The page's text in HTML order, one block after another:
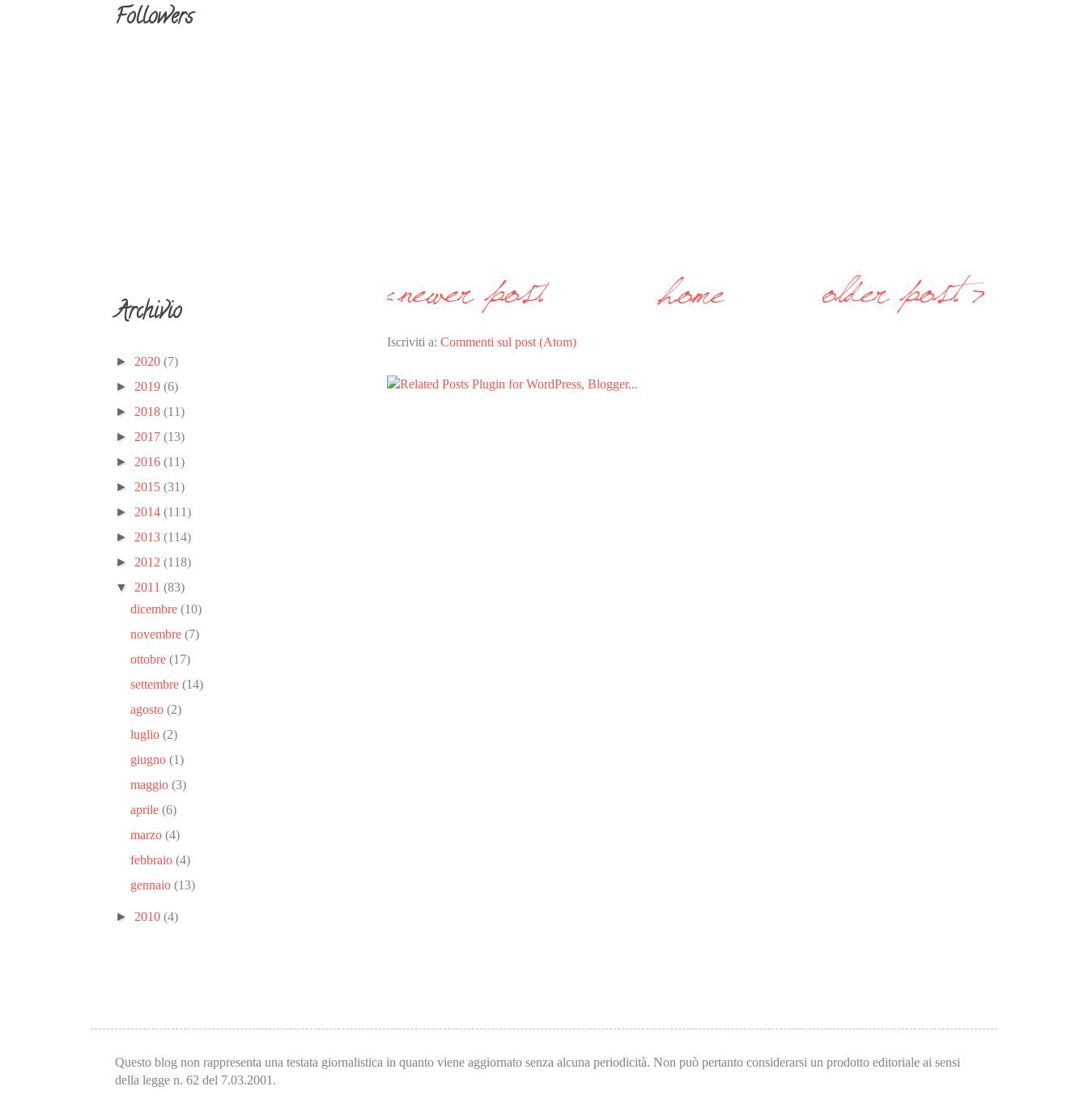
Iscriviti a: Commenti sul post (Atom)
Followers
Archivio
► 2020 (7)
► 2019 (6)
► 2018 (11)
► 2017 (13)
► 2016 (11)
► 2015 (31)
► 2014 (111)
► 2013 (114)
► 2012 (118)
▼ 2011 (83)
dicembre(10)
novembre(7)
ottobre(17)
settembre(14)
agosto(2)
luglio(2)
giugno(1)
maggio(3)
aprile(6)
marzo(4)
febbraio(4)
gennaio(13)
► 2010 (4)
Questo blog non rappresenta una testata giornalistica in quanto viene aggiornato senza alcuna periodicità. Non può pertanto considerarsi un prodotto editoriale ai sensi
della legge n. 62 del 7.03.2001.